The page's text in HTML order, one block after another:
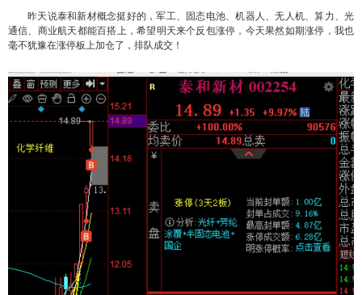
昨天说泰和新材概念挺好的，军工、固态电池、机器人、无人机、算力、光
通信、商业航天都能百搭上，希望明天来个反包涨停，今天果然如期涨停，我也
毫不犹豫在涨停板上加仓了，排队成交！